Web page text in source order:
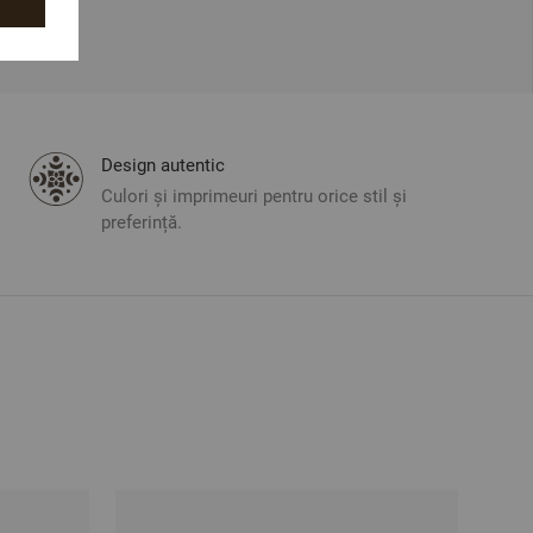
Design autentic
Culori și imprimeuri pentru orice stil și
preferință.